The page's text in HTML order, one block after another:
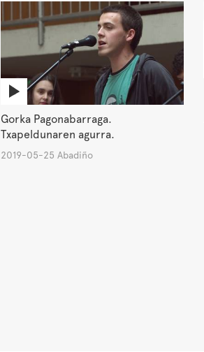
Gorka Pagonabarraga.
Txapeldunaren agurra.
2019-05-25 Abadiño